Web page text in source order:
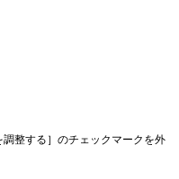
調整する ］のチェックマークを外